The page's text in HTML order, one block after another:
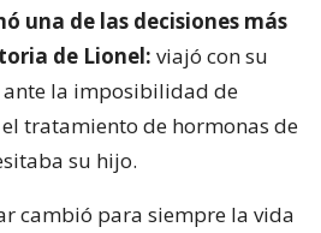
una de las decisiones más
de Lionel: viajó con su
ante la imposibilidad de
tratamiento de hormonas de
su hijo.
cambió para siempre la vida